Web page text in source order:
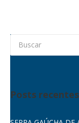
Posts recentes